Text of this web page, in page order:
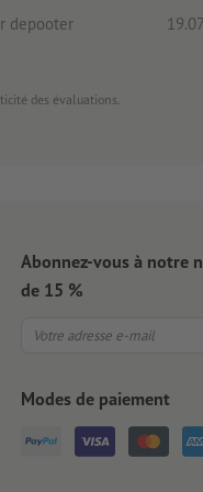
une pré-découpe
depooter
des évaluations.
Abonnez-vous à notre
de 15 %
Modes de paiement